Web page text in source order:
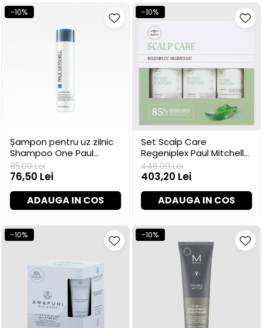
-10%
Șampon pentru uz zilnic
Shampoo One Paul
Mitchell, 300 ml
85,00 Lei
76,50 Lei
ADAUGA IN COS
-10%
Set Scalp Care
Regeniplex Paul Mitchell
pentru volum și
fortificare
448,00 Lei
403,20 Lei
ADAUGA IN COS
-10% -10%